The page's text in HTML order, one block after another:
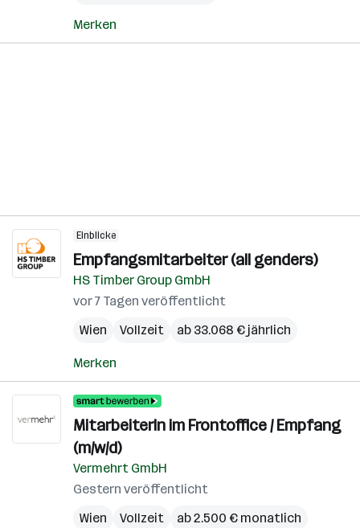
Merken
Einblicke
Empfangsmitarbeiter (all genders)
HS Timber Group GmbH
vor 7 Tagen veröffentlicht
Wien
Vollzeit ab 33.068 € jährlich
Merken
MitarbeiterIn im Frontoffice / Empfang
(m/w/d)
Vermehrt GmbH
Gestern veröffentlicht
Wien
Vollzeit ab 2.500 € monatlich